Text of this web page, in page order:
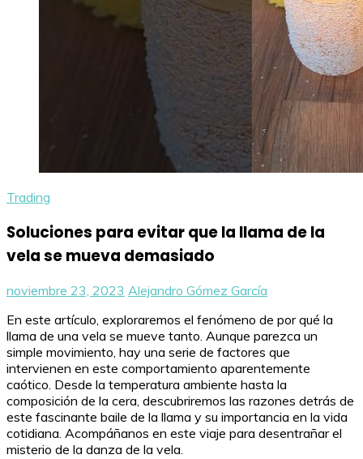
Trading
Soluciones para evitar que la llama de la
vela se mueva demasiado
noviembre 23, 2023 Alejandro Gómez García
En este artículo, exploraremos el fenómeno de por qué la
llama de una vela se mueve tanto. Aunque parezca un
simple movimiento, hay una serie de factores que
intervienen en este comportamiento aparentemente
caótico. Desde la temperatura ambiente hasta la
composición de la cera, descubriremos las razones detrás de
este fascinante baile de la llama y su importancia en la vida
cotidiana. Acompáñanos en este viaje para desentrañar el
misterio de la danza de la vela.